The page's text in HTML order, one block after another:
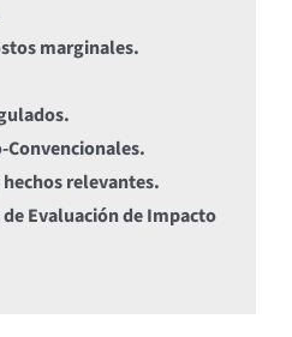
marginales.
Convencionales.
relevantes.
Evaluación de Impacto